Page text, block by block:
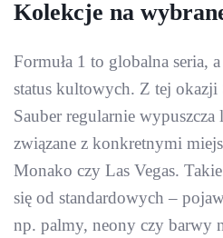
Kolekcje na
Formuła 1 to globalna seria,
status kultowych. Z tej okazji
Sauber regularnie
związane z konkretnymi
Monako czy Las Vegas.
się od standardowych –
np. palmy, neony czy barwy